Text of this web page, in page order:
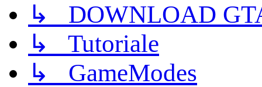
↳ DOWNLOAD
↳ Tutoriale
↳ GameModes